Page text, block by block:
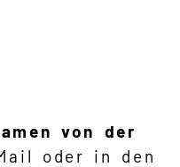
von der
oder in den